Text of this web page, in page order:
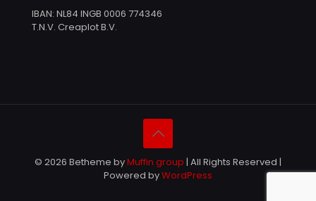
IBAN: NL84 INGB 0006 774346
T.N.V. Creaplot B.V.
© 2026 Betheme byMuffin group | All Rights Reserved |
Powered byWordPress